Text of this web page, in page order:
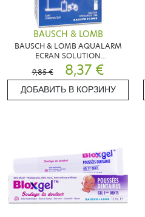
BAUSCH & LOMB
BAUSCH & LOMB AQUALARM
ECRAN SOLUTION
OPHTALMIQUE 10ML
9,85 € 8,37 €
ДОБАВИТЬ В КОРЗИНУ